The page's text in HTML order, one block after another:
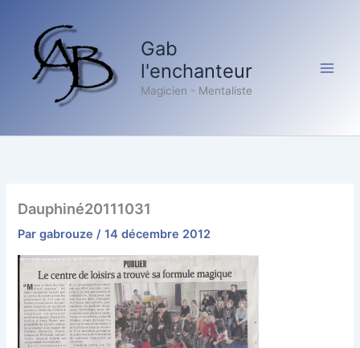
contenu
Gab
l'enchanteur
Magicien - Mentaliste
Dauphiné20111031
Pargabrouze/14 décembre 2012